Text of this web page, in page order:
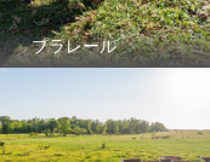
プラレール